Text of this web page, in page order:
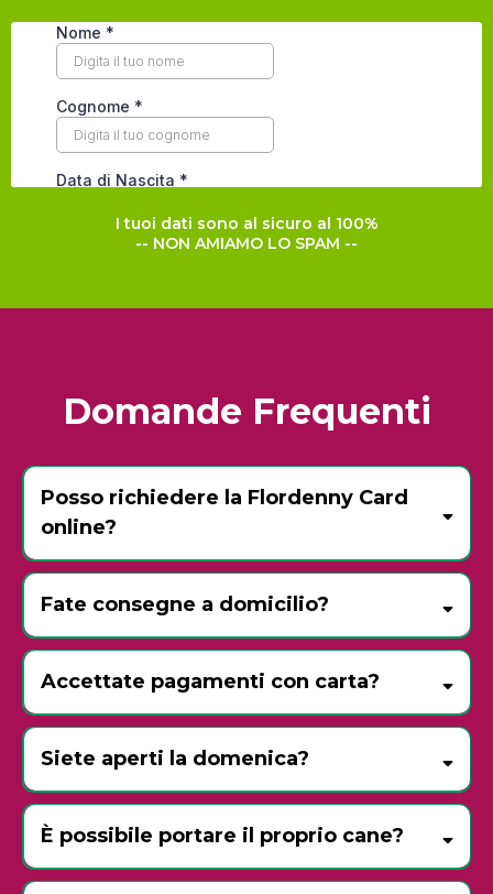
I tuoi dati sono al sicuro al 100%
-- NON AMIAMO LO SPAM --
Domande Frequenti
Posso richiedere la Flordenny Card
online?
Fate consegne a domicilio?
Accettate pagamenti con carta?
Siete aperti la domenica?
tutte le domeniche dell’anno
Pasqua 15 agosto 25 e 26
dicembre
È possibile portare il proprio cane?
I nostri amici a quattro zampe sono i